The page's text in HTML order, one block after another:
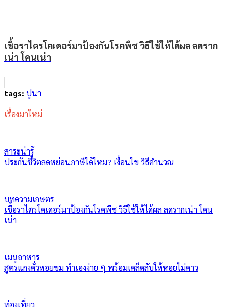
เชื้อราไตรโคเดอร์มาป้องกันโรคพืช วิธีใช้ให้ได้ผล ลดราก
เน่า โคนเน่า
tags: ปูนา
เรื่องมาใหม่
สาระน่ารู้
ประกันชีวิตลดหย่อนภาษีได้ไหม? เงื่อนไข วิธีคำนวณ
บทความเกษตร
เชื้อราไตรโคเดอร์มาป้องกันโรคพืช วิธีใช้ให้ได้ผล ลดรากเน่า โคน
เน่า
เมนูอาหาร
สูตรแกงคั่วหอยขม ทำเองง่าย ๆ พร้อมเคล็ดลับให้หอยไม่คาว
ท่องเที่ยว